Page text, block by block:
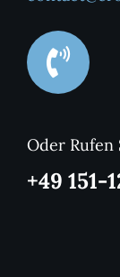
Oder Rufen
+49 151-